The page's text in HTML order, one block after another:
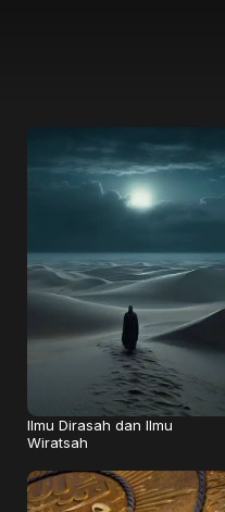
Ilmu Dirasah dan Ilmu
Wiratsah